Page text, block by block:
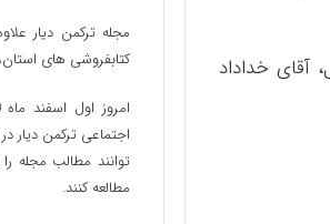
خداداد
مجله ترکمن دیار
کتابفروشی های
اجتماعی ترکمن دیار
توانند مطالب مجله
مطالعه کنند.